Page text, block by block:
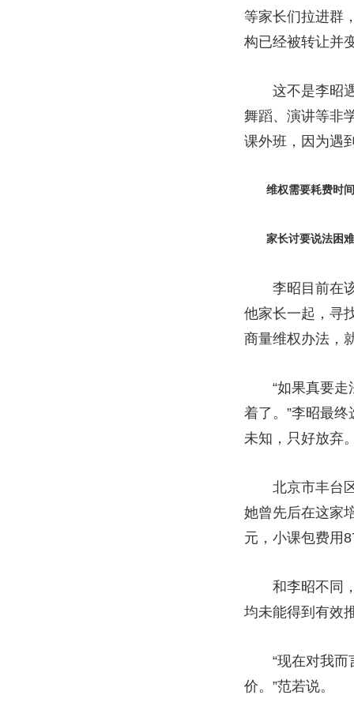
等家长们拉进群
构已经被转让并
这不是李昭遇
舞蹈、演讲等非
课外班，因为遇
维权需要耗费时间
家长讨要说法困难
李昭目前在该
他家长一起，寻
商量维权办法，
“如果真要走法
着了。”李昭最
未知，只好放弃
北京市丰台区
她曾先后在这家
元，小课包费用
和李昭不同，
均未能得到有效
“现在对我而言
价。”范若说。